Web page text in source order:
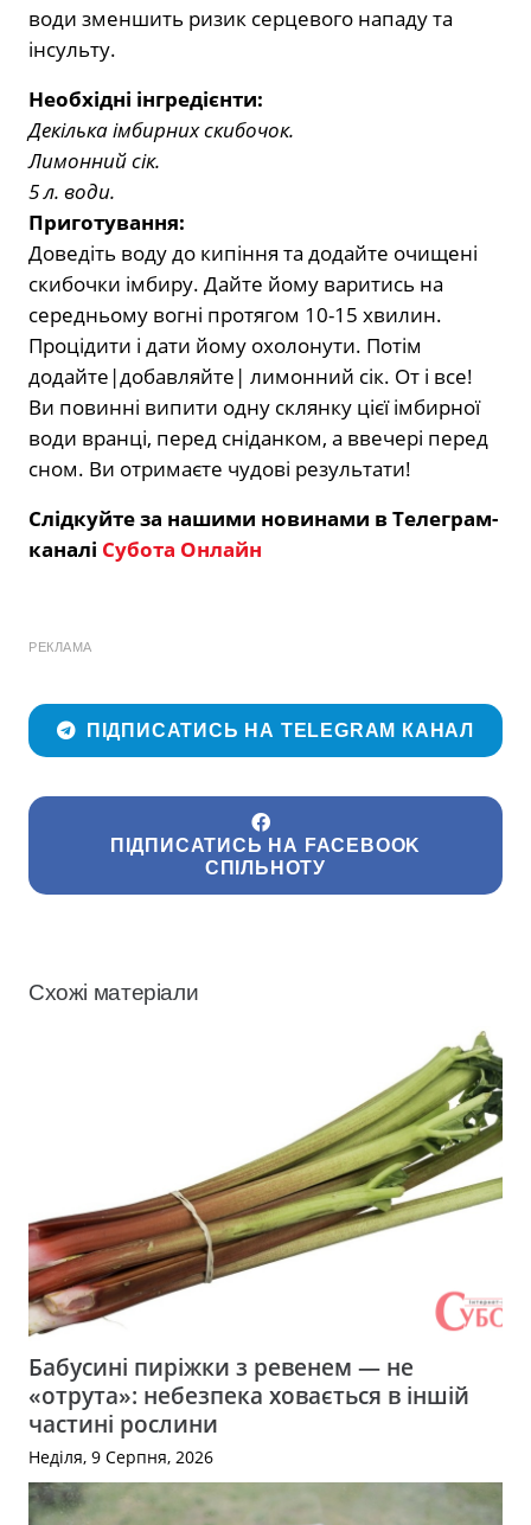
води зменшить ризик серцевого нападу та
інсульту.
Необхідні інгредієнти:
Декілька імбирних скибочок.
Лимонний сік.
5 л. води.
Приготування:
Доведіть воду до кипіння та додайте очищені
скибочки імбиру. Дайте йому варитись на
середньому вогні протягом 10-15 хвилин.
Процідити і дати йому охолонути. Потім
додайте|добавляйте| лимонний сік. От і все!
Ви повинні випити одну склянку цієї імбирної
води вранці, перед сніданком, а ввечері перед
сном. Ви отримаєте чудові результати!
Слідкуйте за нашими новинами в Телеграм-
каналі Субота Онлайн
РЕКЛАМА
ПІДПИСАТИСЬ НА TELEGRAM КАНАЛ
ПІДПИСАТИСЬ НА FACEBOOK
СПІЛЬНОТУ
Схожі матеріали
Бабусині пиріжки з ревенем — не
«отрута»: небезпека ховається в іншій
частині рослини
Неділя, 9 Серпня, 2026